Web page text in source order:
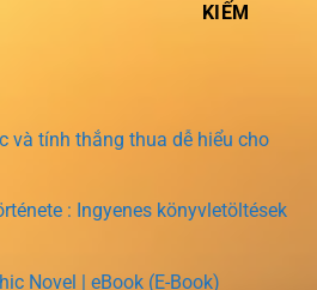
KIẾM
và tính thắng thua dễ hiểu cho
: Ingyenes könyvletöltések
Novel | eBook (E-Book)